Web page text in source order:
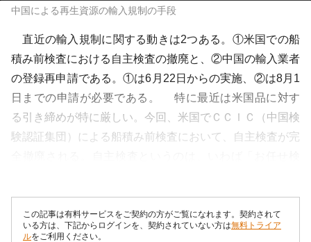
中国による再生資源の輸入規制の手段
直近の輸入規制に関する動きは2つある。①米国での船
積み前検査における自主検査の撤廃と、②中国の輸入業者
の登録再申請である。①は6月22日からの実施、②は8月1
日までの申請が必要である。 特に最近は米国品に対す
る引き締めが特に厳しい。今回、米国でＣＣＩＣ（中国検
験認証集団）による船積み前検査において、自主検査が完
この記事は有料サービスをご契約の方がご覧になれます。契約されて
いる方は、下記からログインを、契約されていない方は無料トライア
ルをご利用ください。